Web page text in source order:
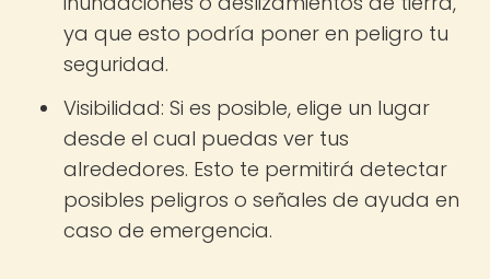
ya que esto podría poner en peligro tu
seguridad.
Visibilidad: Si es posible, elige un lugar
desde el cual puedas ver tus
alrededores. Esto te permitirá detectar
posibles peligros o señales de ayuda en
caso de emergencia.